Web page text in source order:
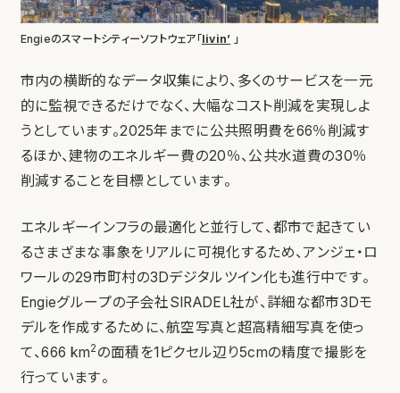
Engieのスマートシティーソフトウェア「livin’ 」
市内の横断的なデータ収集により、多くのサービスを一元
的に監視できるだけでなく、大幅なコスト削減を実現しよ
うとしています。2025年までに公共照明費を66％削減す
るほか、建物のエネルギー費の20％、公共水道費の30％
削減することを目標としています。
エネルギーインフラの最適化と並行して、都市で起きてい
るさまざまな事象をリアルに可視化するため、アンジェ・ロ
ワールの29市町村の3Dデジタルツイン化も進行中です。
Engieグループの子会社SIRADEL社が、詳細な都市3Dモ
デルを作成するために、航空写真と超高精細写真を使っ
て、666 km2 の面積を1ピクセル辺り5cmの精度で撮影を
行っています。